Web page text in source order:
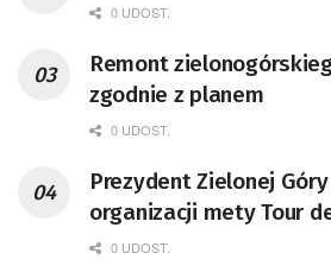
0 UDOST.
Remont
zgodnie z planem
0 UDOST.
Prezydent Zielonej
organizacji mety Tour
0 UDOST.